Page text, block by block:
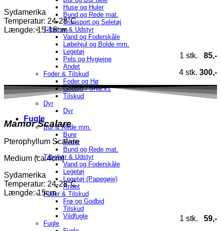
Huse og Huler
Bund og Rede mat.
Transport og Seletøj
Tilbehør & Udstyr
Vand og Foderskåle
Løbehjul og Bolde mm.
Legetøj
Pels og Hygiejne
Andet
Foder & Tilskud
Foder og Hø
Godbid / Snacks
Tilskud
Dyr
Dyr
Fugle
Bur & Rede mm.
Bure
Reder
Bund og Rede mat.
Tilbehør & Udstyr
Vand og Foderskåle
Legetøj
Legetøj (Papegøje)
Andet
Foder & Tilskud
Frø og Godbid
Tilskud
Vildfugle
Fugle
Sydamerika
Temperatur: 24-28°C
Længde: 15-18cm
1 stk.
85,-
4 stk. 300,-
Mamor Scalare
Pterophyllum Scalare
Medium (ca.4cm)
Sydamerika
Temperatur: 24-28°C
Længde: 15cm
1 stk. 59,-